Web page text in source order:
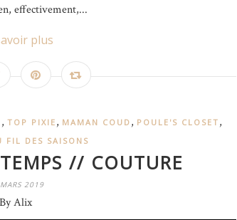
effectivement,...
plus
, TOP PIXIE , MAMAN COUD , POULE'S CLOSET ,
FIL DES SAISONS
// COUTURE
2019
By Alix